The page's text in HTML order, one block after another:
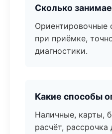
Сколько
Ориентировочные
при приёмке,
диагностики.
Какие способы
Наличные, карты,
расчёт,